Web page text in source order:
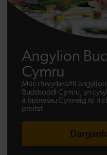
Angylion
Cymru
Mae rhwydwaith
Buddsoddi Cymru, yn
â busnesau Cymreig sy'n
preifat